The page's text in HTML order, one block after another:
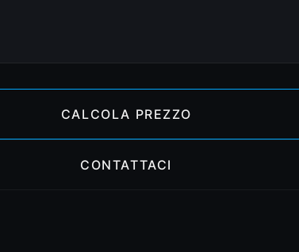
CALCOLA PREZZO
CONTATTACI